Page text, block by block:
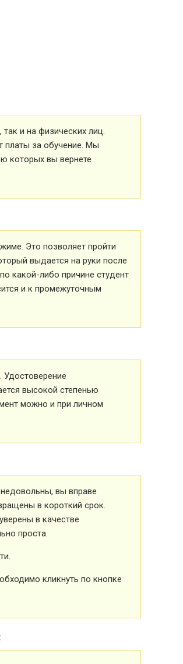
и на физических лиц.
платы за обучение. Мы
которых вы вернете
Это позволяет пройти
выдается на руки после
какой-либо причине студент
и к промежуточным
высокой степенью
можно и при личном
вы вправе
в короткий срок.
в качестве
проста.
кликнуть по кнопке